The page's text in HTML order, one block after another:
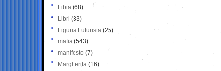
Libia (68)
Libri (33)
Liguria Futurista (25)
mafia (543)
manifesto (7)
Margherita (16)